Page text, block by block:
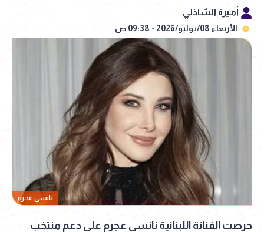
أميرة الشاذلي
الأربعاء 08/يوليو/2026 - 09:38 ص
نانسي عجرم
حرصت الفنانة اللبنانية نانسي عجرم على دعم منتخب